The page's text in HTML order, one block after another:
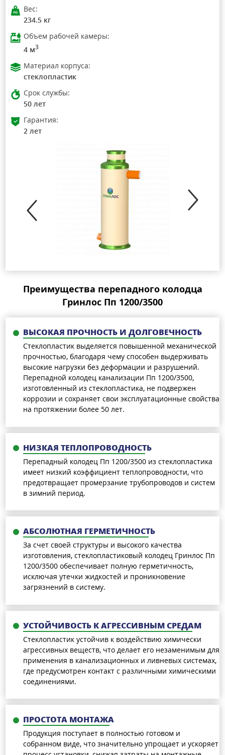
Вес:
234.5 кг
Объем рабочей камеры:
4 м3
Материал корпуса:
стеклопластик
Срок службы:
50 лет
Гарантия:
2 лет
Преимущества перепадного колодца
Гринлос Пп 1200/3500
ВЫСОКАЯ ПРОЧНОСТЬ И ДОЛГОВЕЧНОСТЬ
Стеклопластик выделяется повышенной механической
прочностью, благодаря чему способен выдерживать
высокие нагрузки без деформации и разрушений.
Перепадной колодец канализации Пп 1200/3500,
изготовленный из стеклопластика, не подвержен
коррозии и сохраняет свои эксплуатационные свойства
на протяжении более 50 лет.
НИЗКАЯ ТЕПЛОПРОВОДНОСТЬ
Перепадный колодец Пп 1200/3500 из стеклопластика
имеет низкий коэффициент теплопроводности, что
предотвращает промерзание трубопроводов и систем
в зимний период.
АБСОЛЮТНАЯ ГЕРМЕТИЧНОСТЬ
За счет своей структуры и высокого качества
изготовления, стеклопластиковый колодец Гринлос Пп
1200/3500 обеспечивает полную герметичность,
исключая утечки жидкостей и проникновение
загрязнений в систему.
УСТОЙЧИВОСТЬ К АГРЕССИВНЫМ СРЕДАМ
Стеклопластик устойчив к воздействию химически
агрессивных веществ, что делает его незаменимым для
применения в канализационных и ливневых системах,
где предусмотрен контакт с различными химическими
соединениями.
ПРОСТОТА МОНТАЖА
Продукция поступает в полностью готовом и
собранном виде, что значительно упрощает и ускоряет